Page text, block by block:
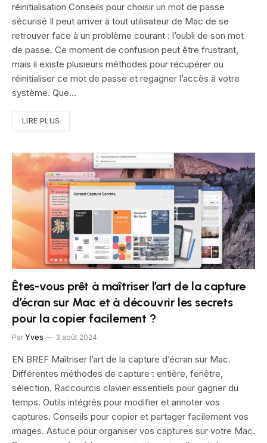
réinitialisation Conseils pour choisir un mot de passe
sécurisé Il peut arriver à tout utilisateur de Mac de se
retrouver face à un problème courant : l’oubli de son mot
de passe. Ce moment de confusion peut être frustrant,
mais il existe plusieurs méthodes pour récupérer ou
réinitialiser ce mot de passe et regagner l’accès à votre
système. Que…
LIRE PLUS
Êtes-vous prêt à maîtriser l’art de la capture
d’écran sur Mac et à découvrir les secrets
pour la copier facilement ?
Par Yves 3 août 2024
EN BREF Maîtriser l’art de la capture d’écran sur Mac.
Différentes méthodes de capture : entière, fenêtre,
sélection. Raccourcis clavier essentiels pour gagner du
temps. Outils intégrés pour modifier et annoter vos
captures. Conseils pour copier et partager facilement vos
images. Astuce pour organiser vos captures sur votre Mac.